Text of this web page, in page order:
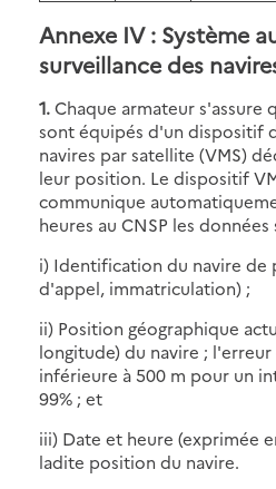
Annexe IV : Système
surveillance des
1.Chaque armateur s'assure
sont équipés d'un dispositif
navires par satellite (VMS)
leur position. Le dispositif
communique
heures au CNSP les données
i) Identification du navire de
d'appel, immatriculation) ;
ii) Position géographique
longitude) du navire ;
inférieure à 500 m pour un
99% ; et
iii) Date et heure (exprimée
ladite position du navire.